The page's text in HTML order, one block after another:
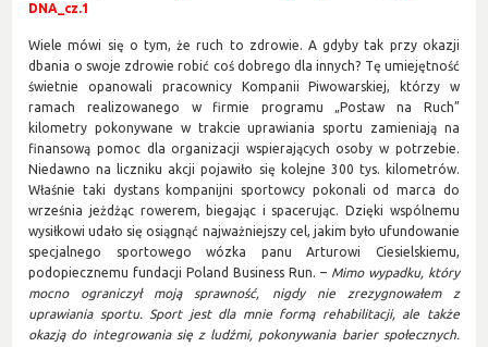
DNA_cz.1
Wiele mówi się o tym, że ruch to zdrowie. A gdyby tak przy okazji
dbania o swoje zdrowie robić coś dobrego dla innych? Tę umiejętność
świetnie opanowali pracownicy Kompanii Piwowarskiej, którzy w
ramach realizowanego w firmie programu „Postaw na Ruch”
kilometry pokonywane w trakcie uprawiania sportu zamieniają na
finansową pomoc dla organizacji wspierających osoby w potrzebie.
Niedawno na liczniku akcji pojawiło się kolejne 300 tys. kilometrów.
Właśnie taki dystans kompanijni sportowcy pokonali od marca do
września jeżdżąc rowerem, biegając i spacerując. Dzięki wspólnemu
wysiłkowi udało się osiągnąć najważniejszy cel, jakim było ufundowanie
specjalnego sportowego wózka panu Arturowi Ciesielskiemu,
podopiecznemu fundacji Poland Business Run. – Mimo wypadku, który
mocno ograniczył moją sprawność, nigdy nie zrezygnowałem z
uprawiania sportu. Sport jest dla mnie formą rehabilitacji, ale także
okazją do integrowania się z ludźmi, pokonywania barier społecznych.